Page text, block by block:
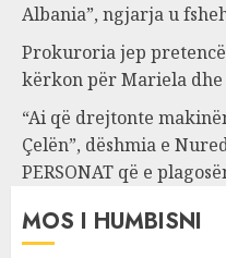
Albania”, ngjarja u
Prokuroria jep
kërkon për Mariela
“Ai që drejtonte
Çelën”, dëshmia e
PERSONAT që e
MOS I HUMBISNI